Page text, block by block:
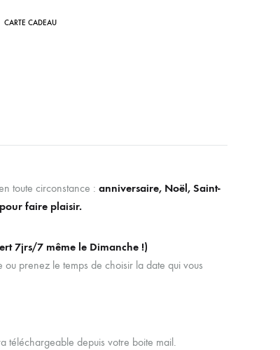
CARTE CADEAU
toute circonstance :anniversaire, Noël, Saint-
faire plaisir.
7jrs/7 même le Dimanche !)
ou prenez le temps de choisir la date qui vous
téléchargeable depuis votre boite mail.